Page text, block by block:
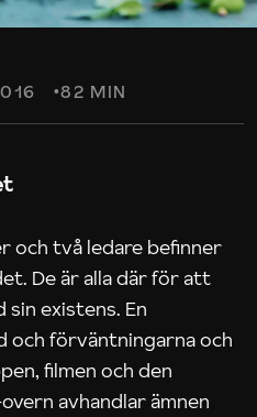
82 MIN
och två ledare befinner
De är alla där för att
existens. En
och förväntningarna och
filmen och den
avhandlar ämnen